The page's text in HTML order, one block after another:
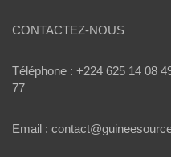
CONTACTEZ-NOUS
Téléphone : +224 625 14 08
77
Email :